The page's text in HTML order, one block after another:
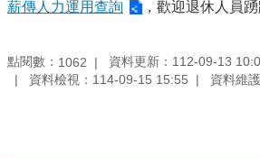
薪傳人力運用查詢
，歡迎退休人員踴
點閱數： 1062
資料更新：112-09-13
資料檢視：114-09-15 15:55
資料維